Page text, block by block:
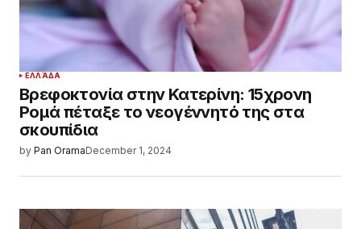
ΕΛΛΆΔΑ
Βρεφοκτονία στην Κατερίνη: 15χρονη
Ρομά πέταξε το νεογέννητό της στα
σκουπίδια
by Pan OramaDecember 1, 2024